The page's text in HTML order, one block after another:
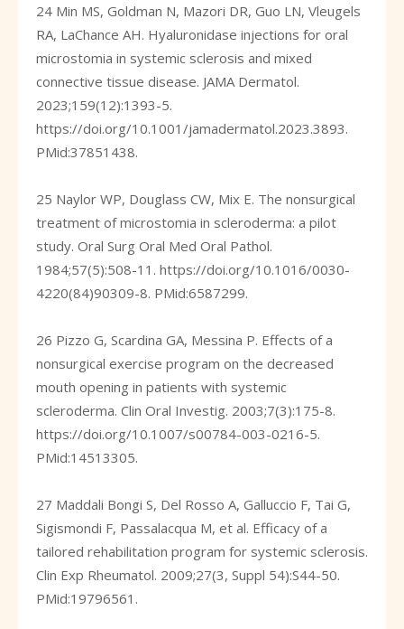
24 Min MS, Goldman N, Mazori DR, Guo LN, Vleugels
RA, LaChance AH. Hyaluronidase injections for oral
microstomia in systemic sclerosis and mixed
connective tissue disease. JAMA Dermatol.
2023;159(12):1393-5.
https://doi.org/10.1001/jamadermatol.2023.3893.
PMid:37851438.
25 Naylor WP, Douglass CW, Mix E. The nonsurgical
treatment of microstomia in scleroderma: a pilot
study. Oral Surg Oral Med Oral Pathol.
1984;57(5):508-11. https://doi.org/10.1016/0030-
4220(84)90309-8. PMid:6587299.
26 Pizzo G, Scardina GA, Messina P. Effects of a
nonsurgical exercise program on the decreased
mouth opening in patients with systemic
scleroderma. Clin Oral Investig. 2003;7(3):175-8.
https://doi.org/10.1007/s00784-003-0216-5.
PMid:14513305.
27 Maddali Bongi S, Del Rosso A, Galluccio F, Tai G,
Sigismondi F, Passalacqua M, et al. Efficacy of a
tailored rehabilitation program for systemic sclerosis.
Clin Exp Rheumatol. 2009;27(3, Suppl 54):S44-50.
PMid:19796561.